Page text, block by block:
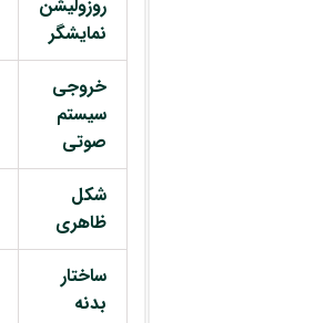
روزولیشن
نمایشگر
خروجی
سیستم
صوتی
شکل
ظاهری
ساختار
بدنه